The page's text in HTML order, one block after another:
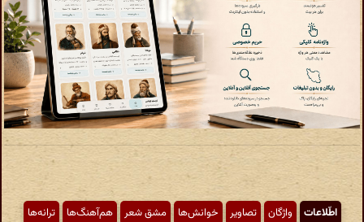
اطّلاعات واژگان تصاویر خوانش‌ها مشق شعر هم‌آهنگ‌ها
ترانه‌ها